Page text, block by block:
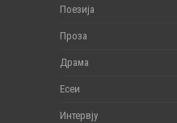
Поезија
Проза
Драма
Есеи
Интервју